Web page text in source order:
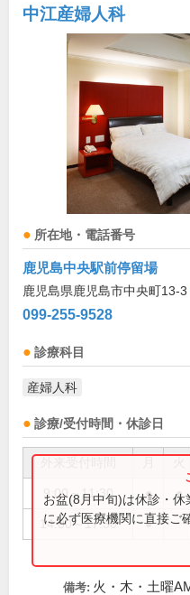
中江産婦人科
所在地・電話番号
鹿児島中央駅前停留場
鹿児島県鹿児島市中央町13-3
099-255-9528
診療科目
産婦人科
診療/受付時間・休診日
9:00～11:30 ● ●
14:00～17:30 ●
お盆(8月中旬)は休診・
に必ず医療機関に直接ご
備考: 火・木・土曜